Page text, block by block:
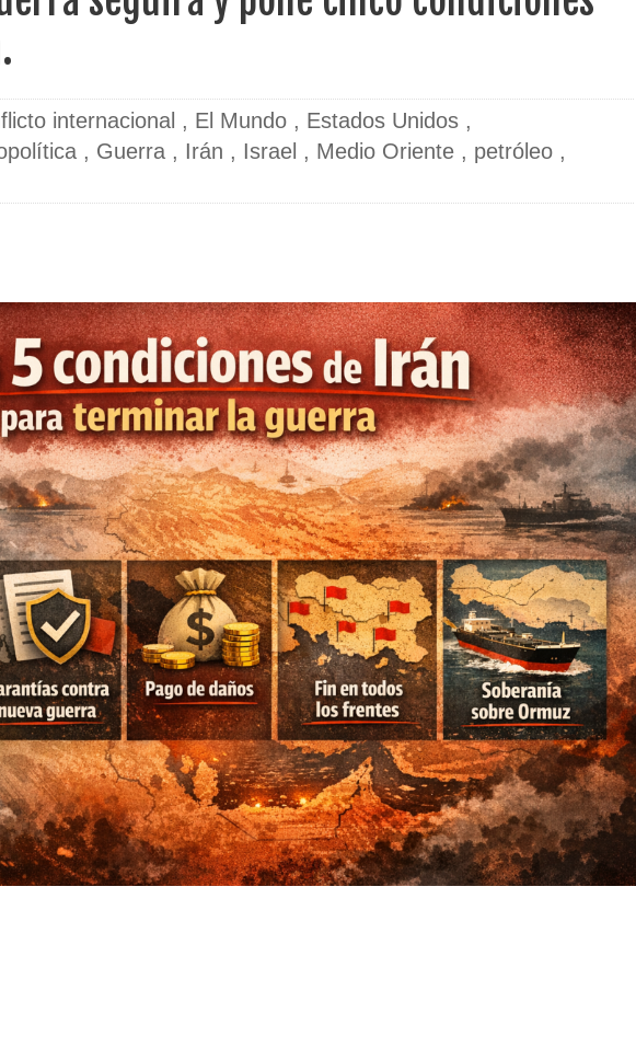
internacional , El Mundo , Estados Unidos ,
, Guerra , Irán , Israel , Medio Oriente , petróleo ,